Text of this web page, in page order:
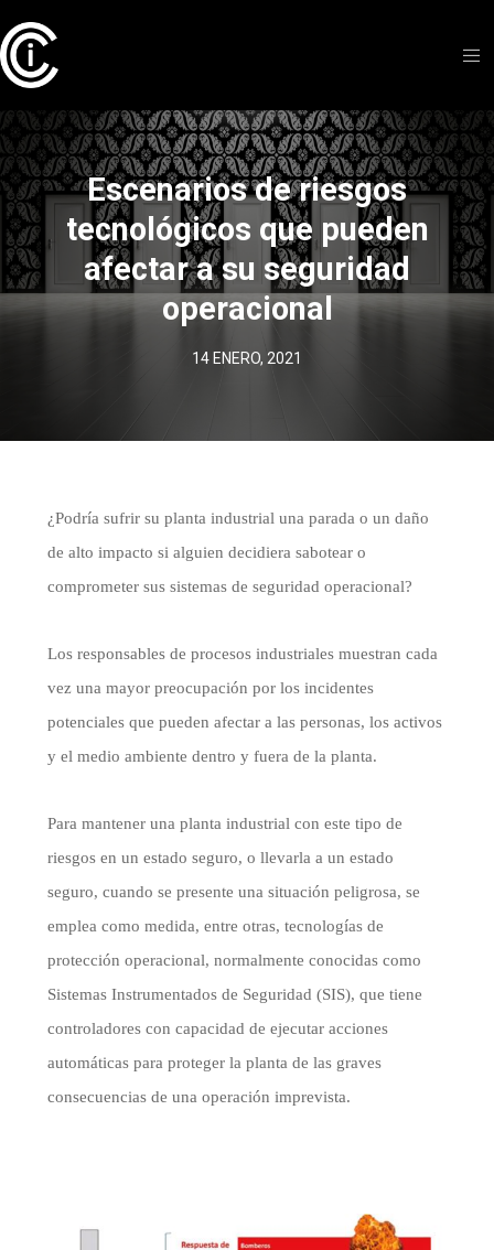
Escenarios de riesgos
tecnológicos que pueden
afectar a su seguridad
operacional
14 ENERO, 2021
¿Podría sufrir su planta industrial una parada o un daño
de alto impacto si alguien decidiera sabotear o
comprometer sus sistemas de seguridad operacional?
Los responsables de procesos industriales muestran cada
vez una mayor preocupación por los incidentes
potenciales que pueden afectar a las personas, los activos
y el medio ambiente dentro y fuera de la planta.
Para mantener una planta industrial con este tipo de
riesgos en un estado seguro, o llevarla a un estado
seguro, cuando se presente una situación peligrosa, se
emplea como medida, entre otras, tecnologías de
protección operacional, normalmente conocidas como
Sistemas Instrumentados de Seguridad (SIS), que tiene
controladores con capacidad de ejecutar acciones
automáticas para proteger la planta de las graves
consecuencias de una operación imprevista.